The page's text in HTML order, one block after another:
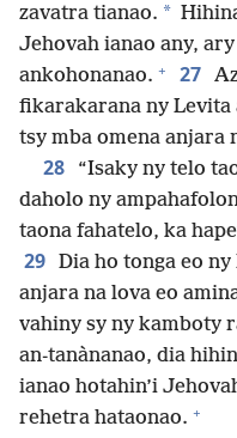
zavatra tianao. *
Jehovah ianao any,
ankohonanao. + 27
fikarakarana ny Levita
tsy mba omena anjara
28
“Isaky ny telo
daholo ny
taona fahatelo, ka
29 Dia ho tonga eo
anjara na lova eo
vahiny sy ny kamboty
an-tanànanao, dia
ianao hotahin’i
rehetra hataonao. +